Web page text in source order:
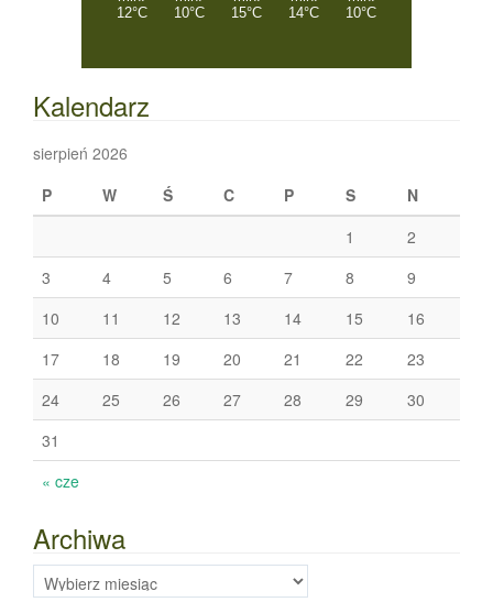
Kalendarz
sierpień 2026
P
W Ś C P S N
« cze
1
2
3
4 5 6 7 8
9
10
11 12 13 14 15
16
17
18 19 20 21 22
23
24
25 26 27 28 29
30
31
Archiwa
Archiwa